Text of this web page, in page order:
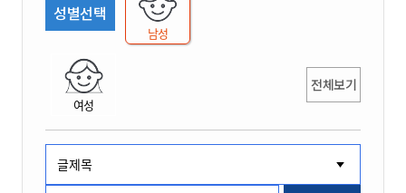
성별선택
남성
여성
전체보기